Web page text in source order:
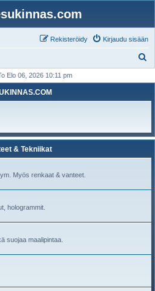
Kirjaudu sisään
Rekisteröidy
i
Elo 06, 2026 10:11 pm
& Tekniikat
Myös renkaat & vanteet.
hologrammit.
suojaa maalipintaa.